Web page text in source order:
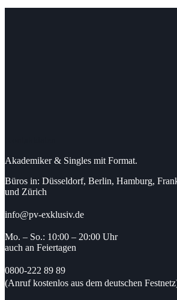
Akademiker & Singles mit Format.
Büros in: Düsseldorf, Berlin, Hamburg,
und Zürich
info@pv-exklusiv.de
Mo. – So.: 10:00 – 20:00 Uhr
auch an Feiertagen
0800-222 89 89
(Anruf kostenlos aus dem deutschen